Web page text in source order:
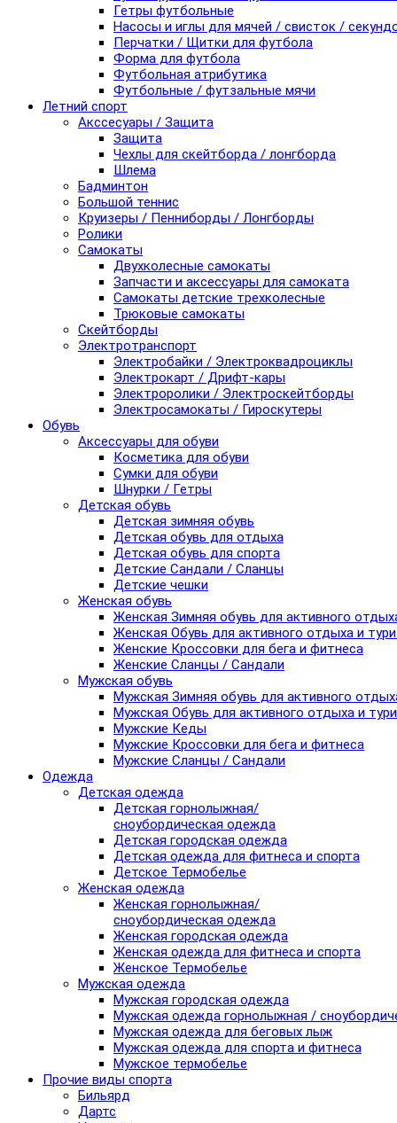
Гетры футбольные
Насосы и иглы для мячей / свисток /
Перчатки / Щитки для футбола
Форма для футбола
Футбольная атрибутика
Футбольные / футзальные мячи
Летний спорт
Акссесуары / Защита
Защита
Чехлы для скейтборда / лонгборда
Шлема
Бадминтон
Большой теннис
Круизеры / Пенниборды / Лонгборды
Ролики
Самокаты
Двухколесные самокаты
Запчасти и аксессуары для самоката
Самокаты детские трехколесные
Трюковые самокаты
Скейтборды
Электротранспорт
Электробайки / Электроквадроциклы
Электрокарт / Дрифт-кары
Электроролики / Электроскейтборды
Электросамокаты / Гироскутеры
Обувь
Аксессуары для обуви
Косметика для обуви
Сумки для обуви
Шнурки / Гетры
Детская обувь
Детская зимняя обувь
Детская обувь для отдыха
Детская обувь для спорта
Детские Сандали / Сланцы
Детские чешки
Женская обувь
Женская Зимняя обувь для активного
Женская Обувь для активного отдыха и
Женские Кроссовки для бега и фитнеса
Женские Сланцы / Сандали
Мужская обувь
Мужская Зимняя обувь для активного
Мужская Обувь для активного отдыха и
Мужские Кеды
Мужские Кроссовки для бега и фитнеса
Мужские Сланцы / Сандали
Одежда
Детская одежда
Детская горнолыжная/
сноубордическая одежда
Детская городская одежда
Детская одежда для фитнеса и спорта
Детское Термобелье
Женская одежда
Женская горнолыжная/
сноубордическая одежда
Женская городская одежда
Женская одежда для фитнеса и спорта
Женское Термобелье
Мужская одежда
Мужская городская одежда
Мужская одежда горнолыжная /
Мужская одежда для беговых лыж
Мужская одежда для спорта и фитнеса
Мужское термобелье
Прочие виды спорта
Бильярд
Дартс